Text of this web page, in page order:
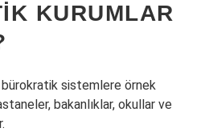
KURUMLAR
bürokratik sistemlere örnek
bakanlıklar, okullar ve